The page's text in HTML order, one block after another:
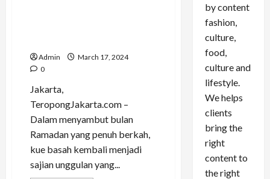
Admin
March 17, 2024
0
Jakarta,
TeropongJakarta.com –
Dalam menyambut bulan
Ramadan yang penuh berkah,
kue basah kembali menjadi
sajian unggulan yang...
by content
fashion,
culture,
food,
culture and
lifestyle.
We helps
clients
bring the
right
content to
the right